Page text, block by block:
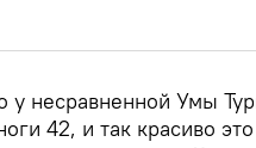
у несравненной Умы
42, и так красиво